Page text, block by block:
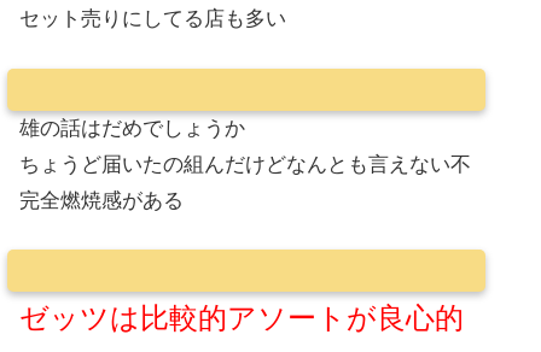
セット売りにしてる店も多い
雄の話はだめでしょうか
ちょうど届いたの組んだけどなんとも言えない不
完全燃焼感がある
ゼッツは比較的アソートが良心的